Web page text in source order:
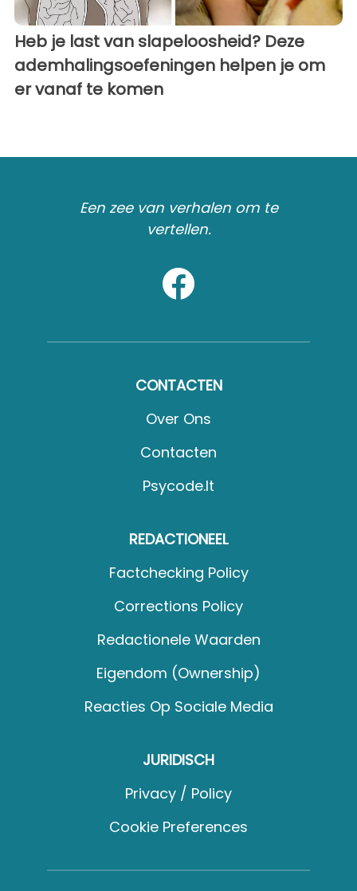
Heb je last van slapeloosheid? Deze
ademhalingsoefeningen helpen je om
er vanaf te komen
Een zee van verhalen om te
vertellen.
CONTACTEN
Over Ons
Contacten
Psycode.it
REDACTIONEEL
Factchecking Policy
Corrections Policy
Redactionele Waarden
Eigendom (Ownership)
Reacties Op Sociale Media
JURIDISCH
Privacy / Policy
Cookie Preferences